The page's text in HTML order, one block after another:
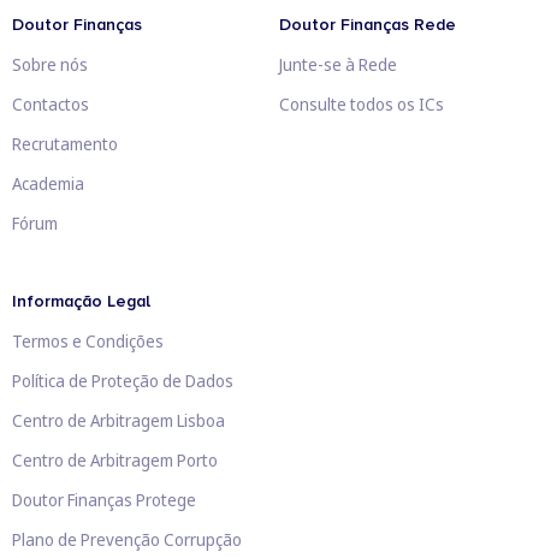
Doutor Finanças
Sobre nós
Contactos
Recrutamento
Academia
Fórum
Doutor Finanças Rede
Junte-se à Rede
Consulte todos os ICs
Informação Legal
Termos e Condições
Política de Proteção de Dados
Centro de Arbitragem Lisboa
Centro de Arbitragem Porto
Doutor Finanças Protege
Plano de Prevenção Corrupção